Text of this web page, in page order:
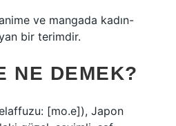
ve mangada kadın-
bir terimdir.
NE DEMEK?
[mo.e]), Japon